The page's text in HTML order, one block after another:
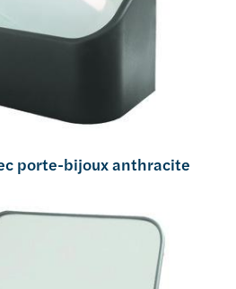
porte-bijoux anthracite